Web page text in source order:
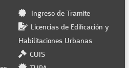
Ingreso de Tramite
Licencias de Edificación y
Habilitaciones Urbanas
CUIS